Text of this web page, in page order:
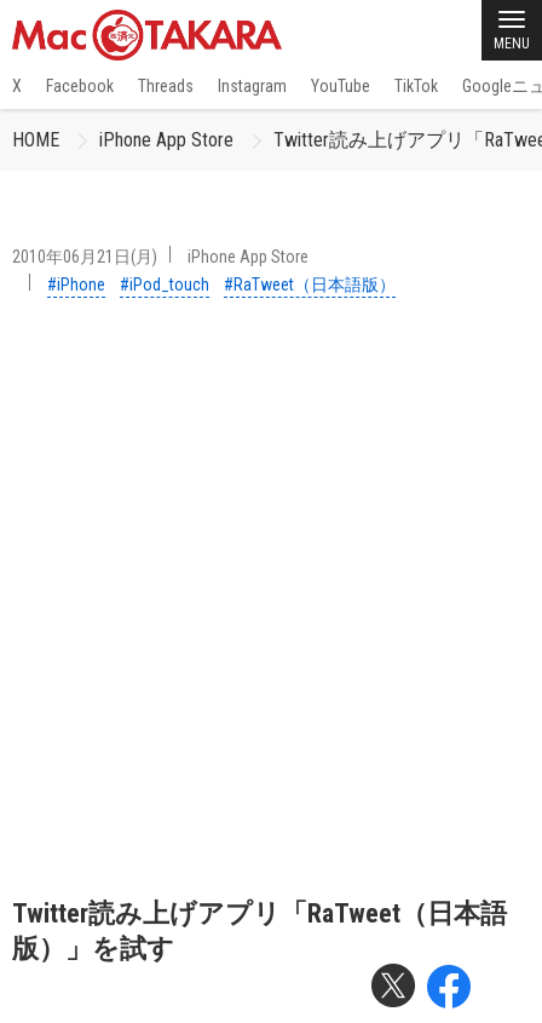
MENU
X Facebook Threads Instagram YouTube TikTok Googleニ
HOME iPhone App Store Twitter読み上げアプリ「
2010年06月21日(月)
iPhone App Store
#iPhone
#iPod_touch #RaTweet（日本語版）
Twitter読み上げアプリ「RaTweet（日本語
版）」を試す